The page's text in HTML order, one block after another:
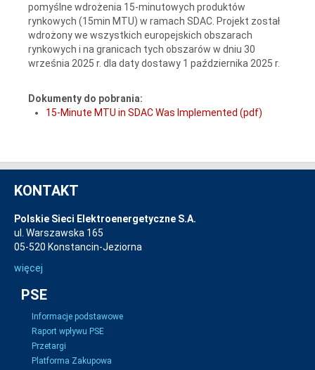
pomyślne wdrożenia 15-minutowych produktów
rynkowych (15min MTU) w ramach SDAC. Projekt został
wdrożony we wszystkich europejskich obszarach
rynkowych i na granicach tych obszarów w dniu 30
września 2025 r. dla daty dostawy 1 października 2025 r.
Dokumenty do pobrania:
15-Minute MTU in SDAC Was Implemented (pdf)
KONTAKT
Polskie Sieci Elektroenergetyczne S.A.
ul. Warszawska 165
05-520 Konstancin-Jeziorna
więcej
PSE
Informacje podstawowe
Raport wpływu PSE
Przetargi
Platforma Zakupowa